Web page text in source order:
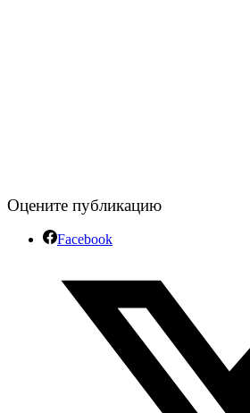
Оцените публикацию
Facebook